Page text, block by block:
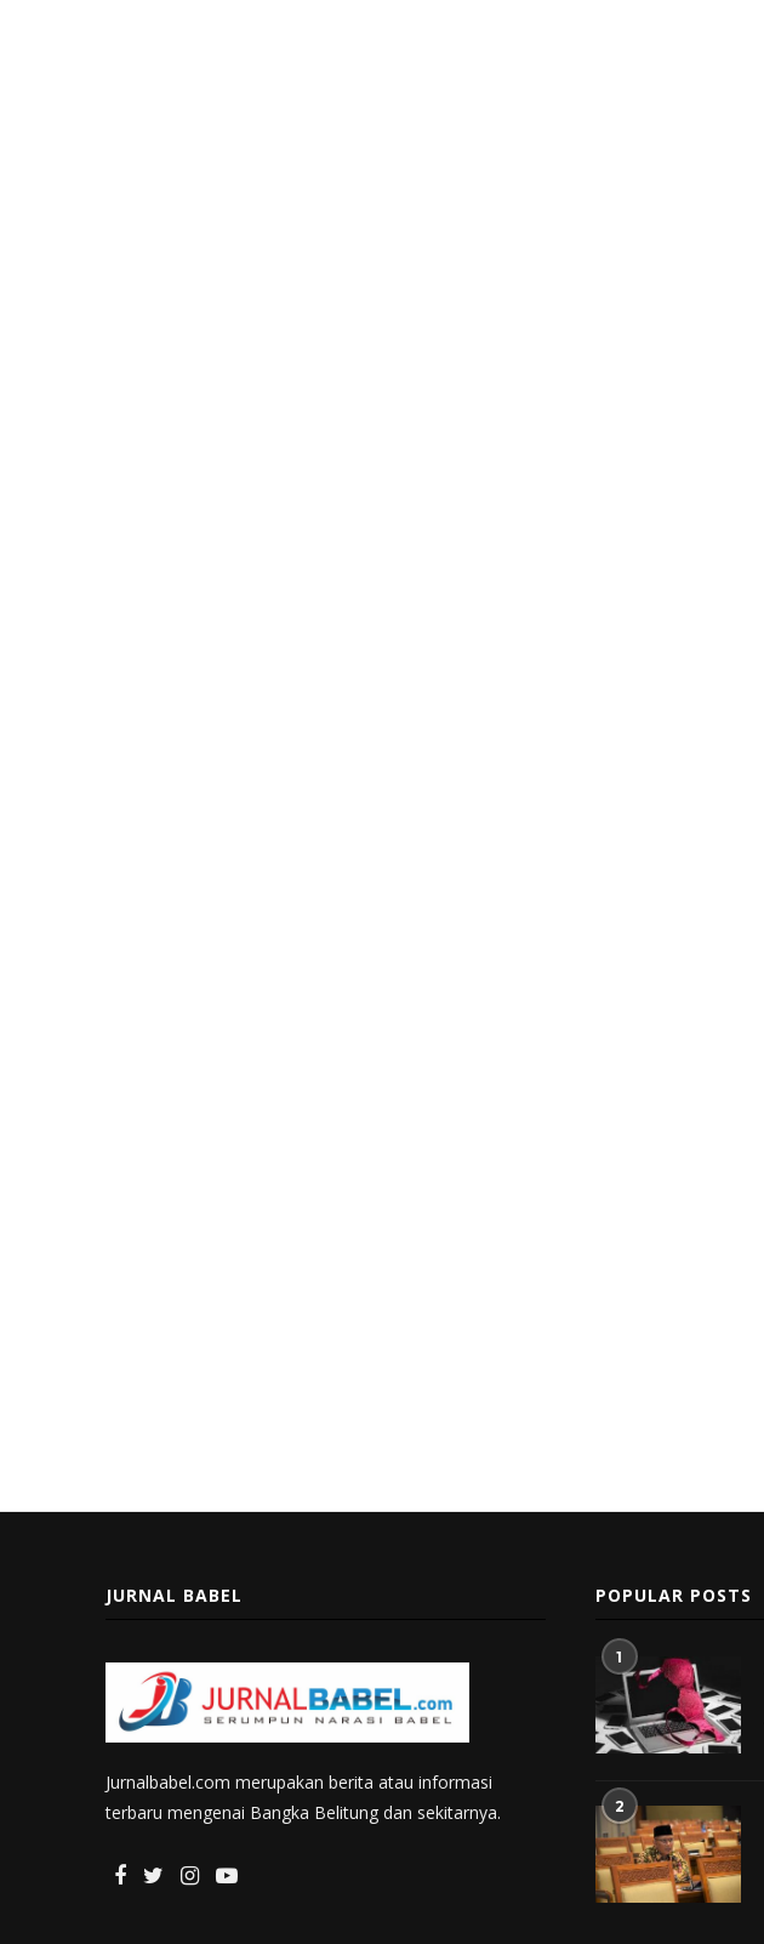
JURNAL BABEL
Jurnalbabel.com merupakan berita atau informasi
terbaru mengenai Bangka Belitung dan sekitarnya.
POPULAR POSTS
1
2